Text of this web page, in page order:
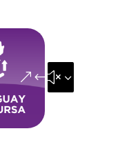
&#x35;